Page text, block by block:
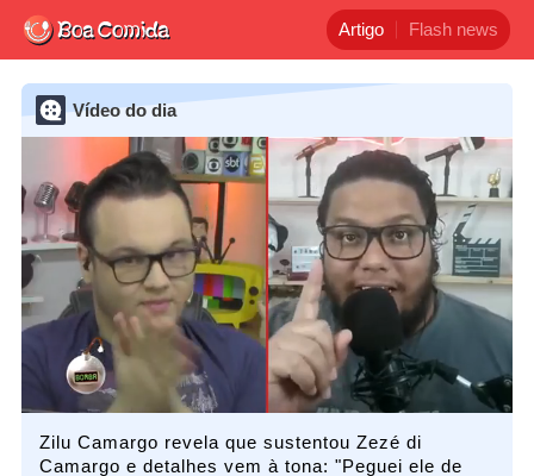
Artigo Flash news
Vídeo do dia
Zilu Camargo revela que sustentou Zezé di
Camargo e detalhes vem à tona: "Peguei ele de